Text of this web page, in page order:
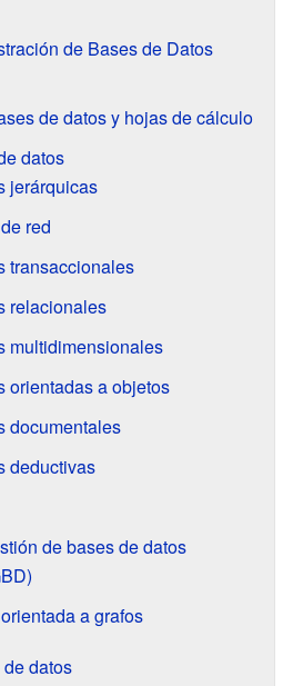
de Bases de Datos
de datos y hojas de cálculo
datos
jerárquicas
red
transaccionales
relacionales
multidimensionales
orientadas a objetos
documentales
deductivas
de bases de datos
a grafos
datos